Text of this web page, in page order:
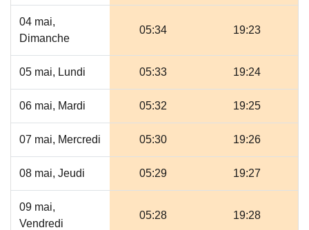
04 mai,
Dimanche
05:34 19:23
05 mai, Lundi 05:33 19:24
06 mai, Mardi 05:32 19:25
07 mai, Mercredi 05:30 19:26
08 mai, Jeudi 05:29 19:27
09 mai,
Vendredi
05:28 19:28